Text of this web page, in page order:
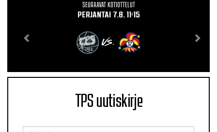
SEURAAVAT KOTIOTTELUT
PERJANTAI 7.8. 11:15
VS.
TPS uutiskirje